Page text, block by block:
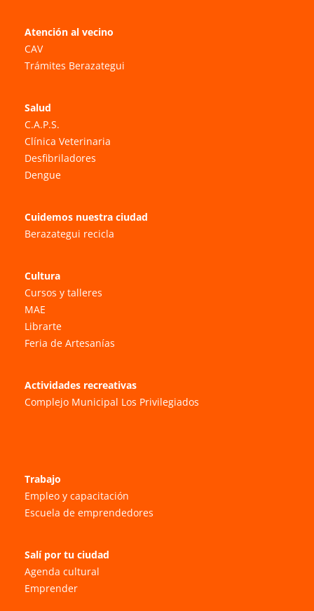
Atención al vecino
CAV
Trámites Berazategui
Salud
C.A.P.S.
Clínica Veterinaria
Desfibriladores
Dengue
Cuidemos nuestra ciudad
Berazategui recicla
Cultura
Cursos y talleres
MAE
Librarte
Feria de Artesanías
Actividades recreativas
Complejo Municipal Los Privilegiados
Trabajo
Empleo y capacitación
Escuela de emprendedores
Salí por tu ciudad
Agenda cultural
Emprender